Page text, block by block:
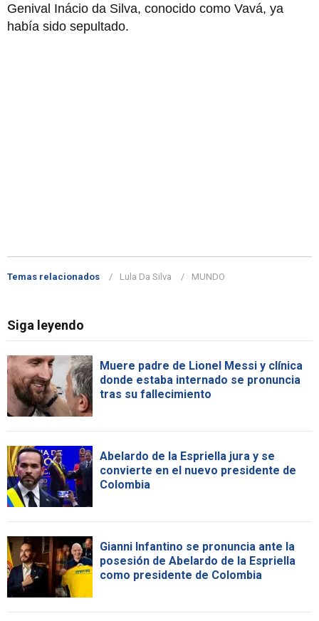
Genival Inácio da Silva, conocido como Vavá, ya
había sido sepultado.
Temas relacionados Lula Da Silva MUNDO
Siga leyendo
Muere padre de Lionel Messi y clínica
donde estaba internado se pronuncia
tras su fallecimiento
Abelardo de la Espriella jura y se
convierte en el nuevo presidente de
Colombia
Gianni Infantino se pronuncia ante la
posesión de Abelardo de la Espriella
como presidente de Colombia